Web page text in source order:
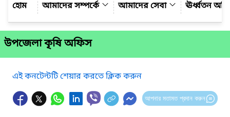
আমাদের সম্পর্কে
আমাদের সেবা ঊর্ধ্বতন
উপজেলা কৃষি অফিস
এই কনটেন্টটি শেয়ার করতে ক্লিক করুন
আপনার মতামত প্রদান করুন